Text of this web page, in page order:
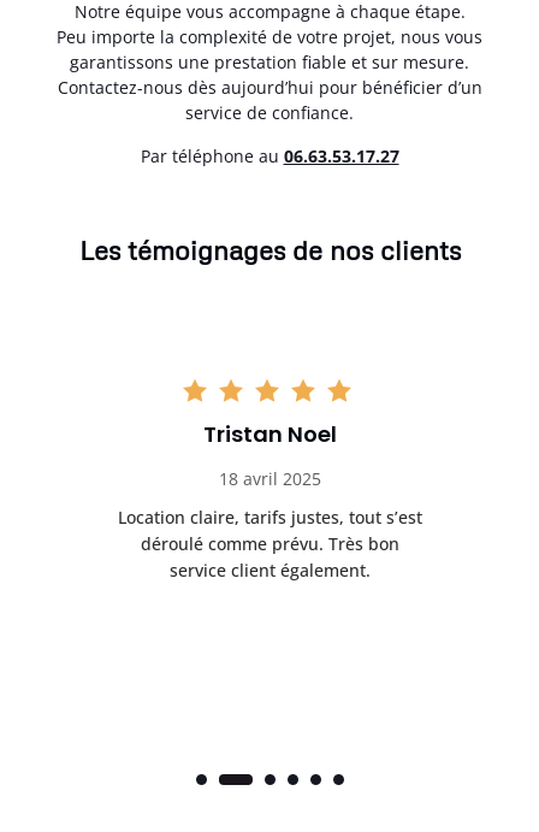
Notre équipe vous accompagne à chaque étape.
Peu importe la complexité de votre projet, nous vous
garantissons une prestation fiable et sur mesure.
Contactez-nous dès aujourd’hui pour bénéficier d’un
service de confiance.
Par téléphone au 06.63.53.17.27
Les témoignages de nos clients
Tristan Noel
18 avril 2025
Location claire, tarifs justes, tout s’est
déroulé comme prévu. Très bon
service client également.